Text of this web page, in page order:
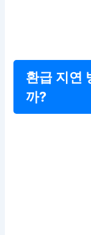
환급 지연
까?